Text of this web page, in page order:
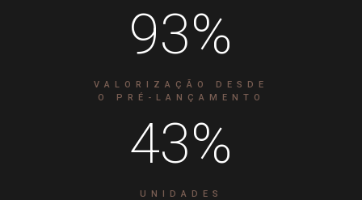
93%
VALORIZAÇÃO DESDE
O PRÉ-LANÇAMENTO
43%
UNIDADES